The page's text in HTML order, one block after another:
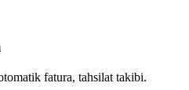
fatura, tahsilat takibi.